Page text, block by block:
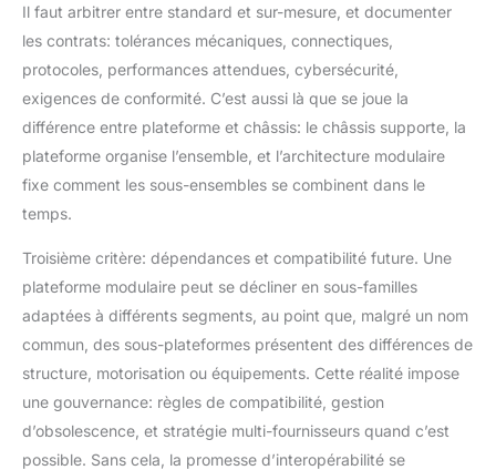
Il faut arbitrer entre standard et sur-mesure, et documenter
les contrats: tolérances mécaniques, connectiques,
protocoles, performances attendues, cybersécurité,
exigences de conformité. C’est aussi là que se joue la
différence entre plateforme et châssis: le châssis supporte, la
plateforme organise l’ensemble, et l’architecture modulaire
fixe comment les sous-ensembles se combinent dans le
temps.
Troisième critère: dépendances et compatibilité future. Une
plateforme modulaire peut se décliner en sous-familles
adaptées à différents segments, au point que, malgré un nom
commun, des sous-plateformes présentent des différences de
structure, motorisation ou équipements. Cette réalité impose
une gouvernance: règles de compatibilité, gestion
d’obsolescence, et stratégie multi-fournisseurs quand c’est
possible. Sans cela, la promesse d’interopérabilité se